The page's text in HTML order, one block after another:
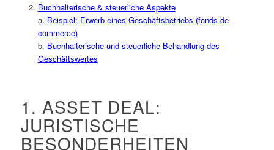
Buchhalterische & steuerliche Aspekte
a. Beispiel: Erwerb eines Geschäftsbetriebs (fonds de
commerce)
b. Buchhalterische und steuerliche Behandlung des
Geschäftswertes
1. ASSET DEAL:
JURISTISCHE
BESONDERHEITEN